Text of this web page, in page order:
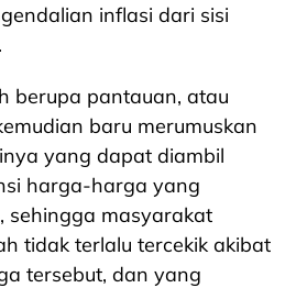
inflasi dari sisi
berupa pantauan, atau
baru merumuskan
yang dapat diambil
harga-harga yang
sehingga masyarakat
tidak terlalu tercekik akibat
tersebut, dan yang